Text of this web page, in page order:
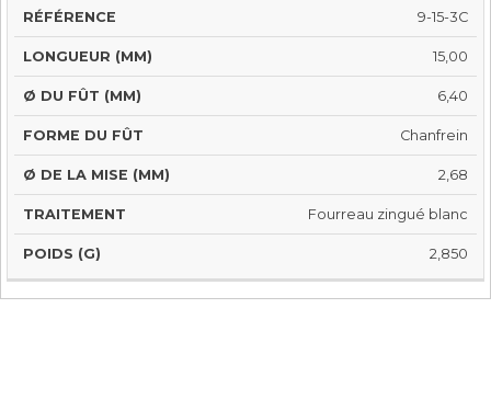
RÉFÉRENCE
DU
Ø DE9-15-3C
15,00
6,40
Chanfrein
2,68
Fourreau zingué blanc
2,850